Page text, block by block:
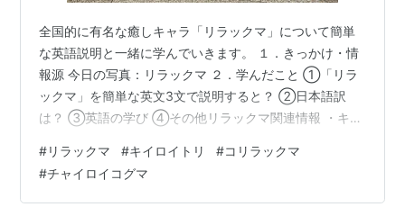
全国的に有名な癒しキャラ「リラックマ」について簡単
な英語説明と一緒に学んでいきます。 １．きっかけ・情
報源 今日の写真：リラックマ ２．学んだこと ①「リラ
ックマ」を簡単な英文3文で説明すると？ ②日本語訳
は？ ③英語の学び ④その他リラックマ関連情報 ・キイ
士試験問題 ５．ブログ内リンク（トップページ含む）
１．きっかけ・情報源 今年は、手元にある写真や本から
も日本を英語と一緒に学んでいきます。 今回の写真は、
#リラックマ #キイロイトリ #コリラックマ
#チャイロイコグマ